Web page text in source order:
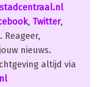
, Twitter,
. Reageer,
nieuws.
altijd via